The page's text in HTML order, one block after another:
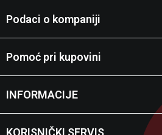
Podaci o kompaniji
Pomoć pri kupovini
INFORMACIJE